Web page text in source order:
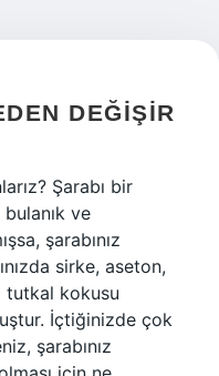
DEĞIŞIR
Şarabı bir
ve
şarabınız
sirke, aseton,
tutkal kokusu
İçtiğinizde çok
şarabınız